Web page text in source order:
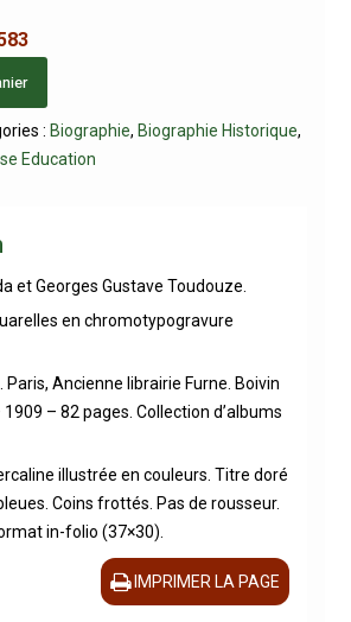
: Biographie, Biographie Historique,
Education
et Georges Gustave Toudouze.
en chromotypogravure
Paris, Ancienne librairie Furne. Boivin
– 82 pages. Collection d’albums
illustrée en couleurs. Titre doré
Coins frottés. Pas de rousseur.
in-folio (37×30).
IMPRIMER LA PAGE